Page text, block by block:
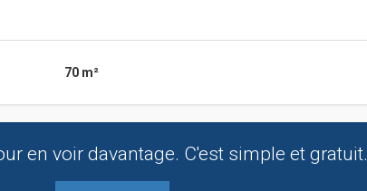
70 m²
en voir davantage. C'est simple et gratuit.